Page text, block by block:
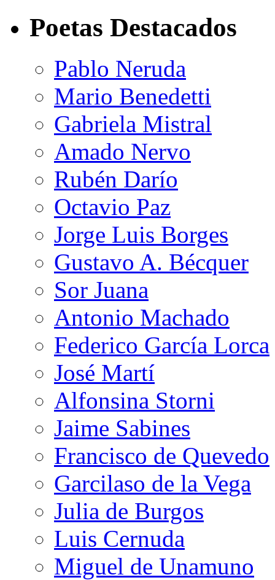
Poetas Destacados
Pablo Neruda
Mario Benedetti
Gabriela Mistral
Amado Nervo
Rubén Darío
Octavio Paz
Jorge Luis Borges
Gustavo A. Bécquer
Sor Juana
Antonio Machado
Federico García Lorca
José Martí
Alfonsina Storni
Jaime Sabines
Francisco de Quevedo
Garcilaso de la Vega
Julia de Burgos
Luis Cernuda
Miguel de Unamuno